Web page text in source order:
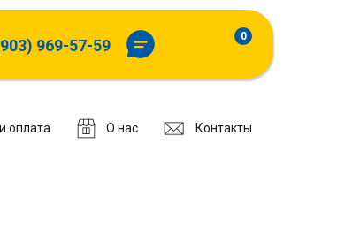
969-57-59 0
Контакты
О нас
оплата